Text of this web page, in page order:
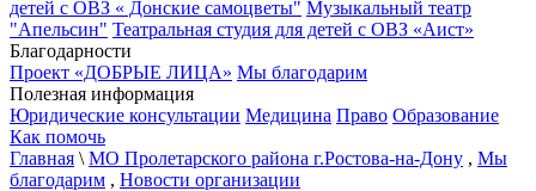
детей с ОВЗ « Донские самоцветы" Музыкальный театр
"Апельсин" Театральная студия для детей с ОВЗ «Аист»
Благодарности
Проект «ДОБРЫЕ ЛИЦА» Мы благодарим
Полезная информация
Юридические консультации Медицина Право Образование
Как помочь
Главная \ МО Пролетарского района г.Ростова-на-Дону , Мы
благодарим , Новости организации